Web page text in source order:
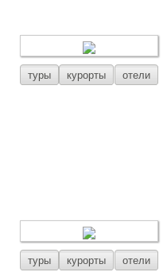
туры курорты отели
туры курорты отели